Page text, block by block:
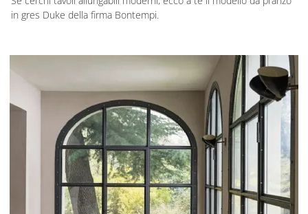
in gres Duke della firma Bontempi.